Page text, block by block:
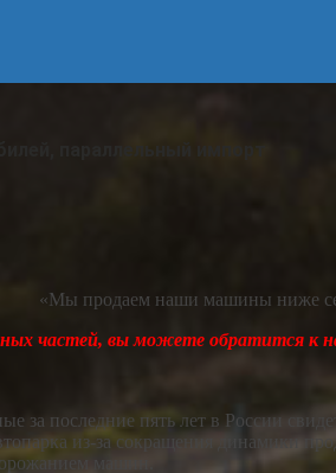
«Мы продаем наши машины ниже
частей, вы можете обратится к
последние пять лет в России
из-за сокращения динамики
машин.